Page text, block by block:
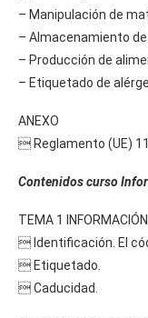
– Manipulación de
– Almacenamiento
– Producción de
– Etiquetado de
ANEXO
 Reglamento (UE)
Contenidos curso
TEMA 1
 Identificación. El
 Etiquetado.
 Caducidad.